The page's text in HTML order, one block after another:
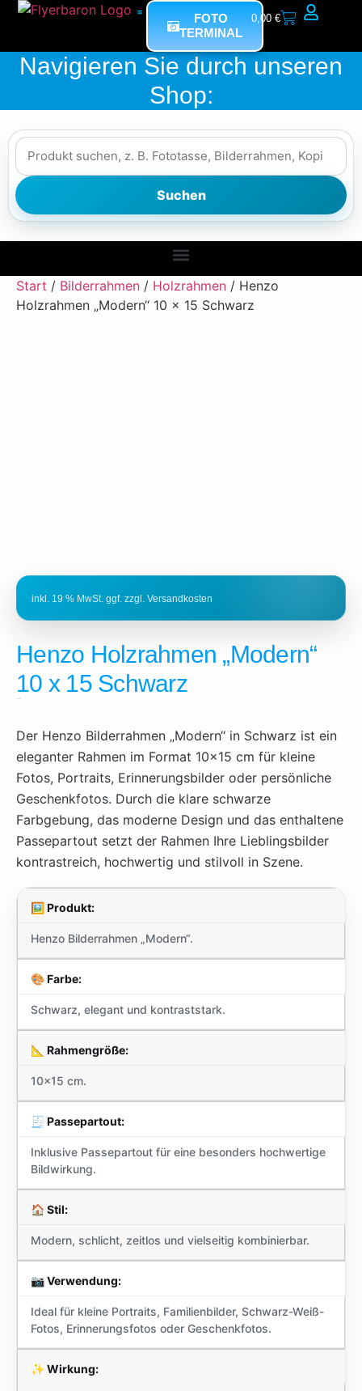
FOTO
TERMINAL
0,00 €
Navigieren Sie durch unseren
Shop:
Suchen
Start / Bilderrahmen / Holzrahmen / Henzo
Holzrahmen „Modern“ 10 x 15 Schwarz
Henzo Holzrahmen „Modern“
10 x 15 Schwarz
Der Henzo Bilderrahmen „Modern“ in Schwarz ist ein
eleganter Rahmen im Format 10×15 cm für kleine
Fotos, Portraits, Erinnerungsbilder oder persönliche
Geschenkfotos. Durch die klare schwarze
Farbgebung, das moderne Design und das enthaltene
Passepartout setzt der Rahmen Ihre Lieblingsbilder
kontrastreich, hochwertig und stilvoll in Szene.
🖼️ Produkt:
Henzo Bilderrahmen „Modern“.
🎨 Farbe:
Schwarz, elegant und kontraststark.
📐 Rahmengröße:
10×15 cm.
🧾 Passepartout:
Inklusive Passepartout für eine besonders hochwertige
Bildwirkung.
🏠 Stil:
Modern, schlicht, zeitlos und vielseitig kombinierbar.
📷 Verwendung:
Ideal für kleine Portraits, Familienbilder, Schwarz-Weiß-
Fotos, Erinnerungsfotos oder Geschenkfotos.
✨ Wirkung: